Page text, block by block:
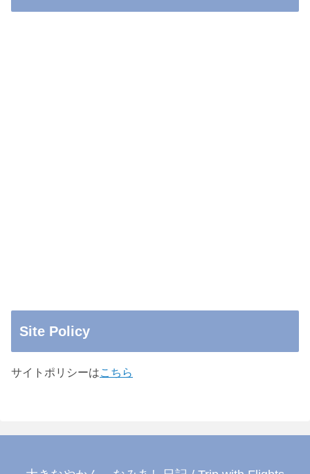
Site Policy
サイトポリシーはこちら